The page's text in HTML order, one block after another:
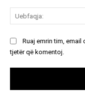
Ruaj emrin tim, email
tjetër që komentoj.